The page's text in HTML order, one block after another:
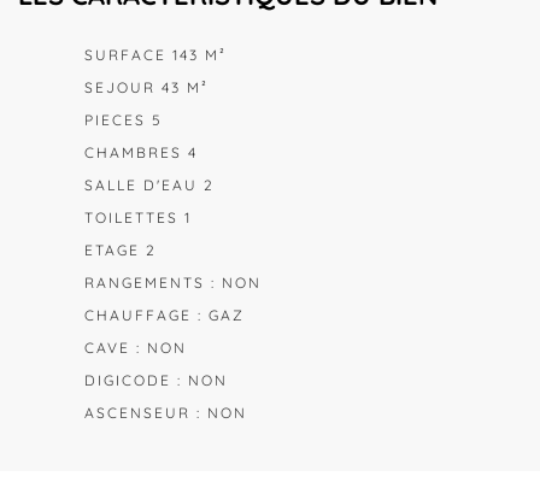
SURFACE 143 M²
SEJOUR 43 M²
PIECES 5
CHAMBRES 4
SALLE D'EAU 2
TOILETTES 1
ETAGE 2
RANGEMENTS : NON
CHAUFFAGE : GAZ
CAVE : NON
DIGICODE : NON
ASCENSEUR : NON